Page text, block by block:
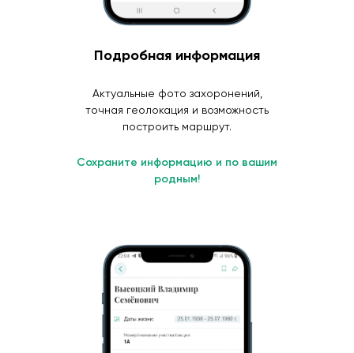
Подробная информация
Актуальные фото захоронений,
точная геолокация и возможность
построить маршрут.
Сохраните информацию и по вашим
родным!